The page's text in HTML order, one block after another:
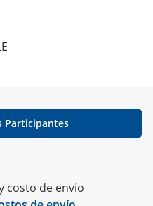
Participantes
costo de envío